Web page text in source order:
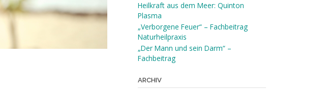
Heilkraft aus dem Meer: Quinton
Plasma
„Verborgene Feuer“ – Fachbeitrag
Naturheilpraxis
„Der Mann und sein Darm“ –
Fachbeitrag
ARCHIV